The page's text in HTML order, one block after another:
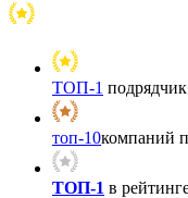
ТОП-1
топ-10компаний
ТОП-1 в